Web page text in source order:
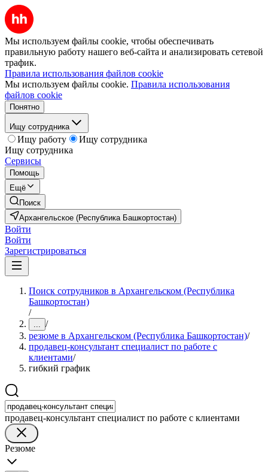
Мы используем файлы cookie, чтобы обеспечивать
правильную работу нашего веб-сайта и анализировать сетевой
трафик.
Правила использования файлов cookie
Мы используем файлы cookie. Правила использования
файлов cookie
Понятно
Ищу сотрудника
Ищу работу
Ищу сотрудника
Ищу сотрудника
Сервисы
Помощь
Ещё
Поиск
Архангельское (Республика Башкортостан)
Войти
Войти
Зарегистрироваться
Поиск сотрудников в Архангельском (Республика
Башкортостан)
/
... /
резюме в Архангельском (Республика Башкортостан)/
продавец-консультант специалист по работе с
клиентами/
гибкий график
продавец-консультант специалист по работе с клиентами
Резюме